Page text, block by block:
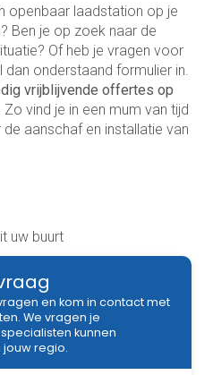
openbaar laadstation op je
Ben je op zoek naar de
Of heb je vragen voor
dan onderstaand formulier in.
vrijblijvende offertes op
Zo vind je in een mum van tijd
aanschaf en installatie van
uw buurt
en kom in contact met
We vragen je
kunnen
jouw regio.